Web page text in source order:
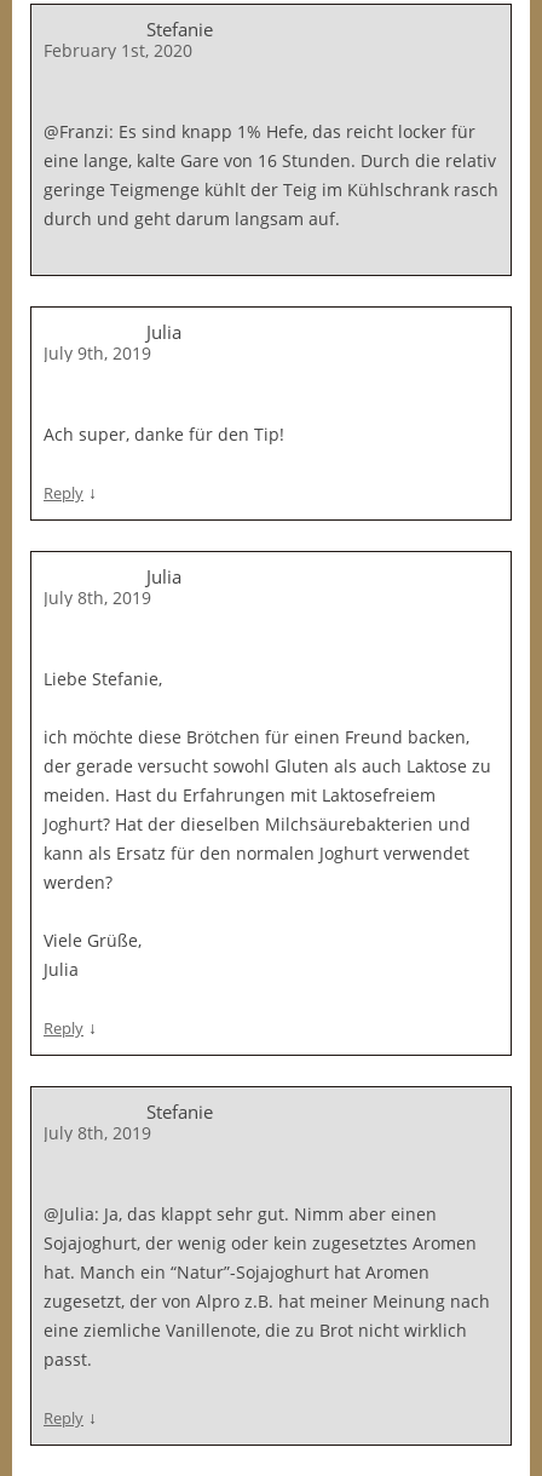
Stefanie
February 1st, 2020
@Franzi: Es sind knapp 1% Hefe, das reicht locker für
eine lange, kalte Gare von 16 Stunden. Durch die relativ
geringe Teigmenge kühlt der Teig im Kühlschrank rasch
durch und geht darum langsam auf.
Julia
July 9th, 2019
Ach super, danke für den Tip!
Reply ↓
Julia
July 8th, 2019
Liebe Stefanie,
ich möchte diese Brötchen für einen Freund backen,
der gerade versucht sowohl Gluten als auch Laktose zu
meiden. Hast du Erfahrungen mit Laktosefreiem
Joghurt? Hat der dieselben Milchsäurebakterien und
kann als Ersatz für den normalen Joghurt verwendet
werden?
Viele Grüße,
Julia
Reply ↓
Stefanie
July 8th, 2019
@Julia: Ja, das klappt sehr gut. Nimm aber einen
Sojajoghurt, der wenig oder kein zugesetztes Aromen
hat. Manch ein “Natur”-Sojajoghurt hat Aromen
zugesetzt, der von Alpro z.B. hat meiner Meinung nach
eine ziemliche Vanillenote, die zu Brot nicht wirklich
passt.
Reply ↓